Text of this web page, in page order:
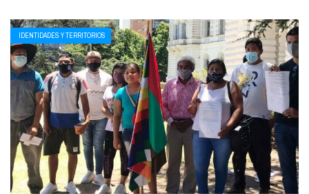
IDENTIDADES Y TERRITORIOS